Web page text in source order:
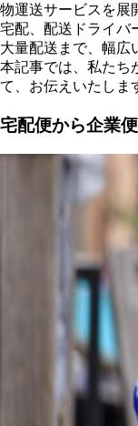
物運送サービスを展
宅配、配送ドライバ
大量配送まで、幅広
本記事では、私たち
て、お伝えいたしま
宅配便から企業